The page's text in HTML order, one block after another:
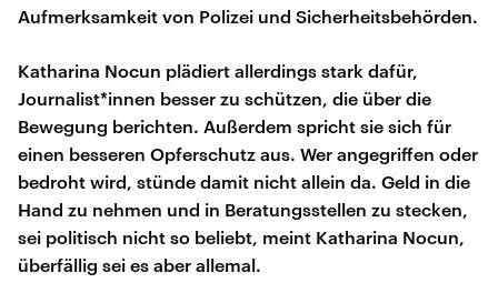
Aufmerksamkeit von Polizei und Sicherheitsbehörden.
Katharina Nocun plädiert allerdings stark dafür,
Journalist*innen besser zu schützen, die über die
Bewegung berichten. Außerdem spricht sie sich für
einen besseren Opferschutz aus. Wer angegriffen oder
bedroht wird, stünde damit nicht allein da. Geld in die
Hand zu nehmen und in Beratungsstellen zu stecken,
sei politisch nicht so beliebt, meint Katharina Nocun,
überfällig sei es aber allemal.